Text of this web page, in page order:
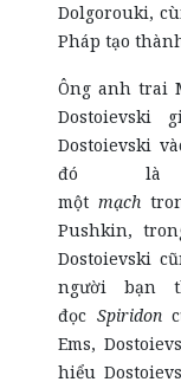
Dolgorouki,
Pháp tạo
Ông anh trai
Dostoievski
Dostoievski
đó là
mộtmạch
Pushkin,
Dostoievski
người bạn
đọc Spiridon
Ems,
hiểu